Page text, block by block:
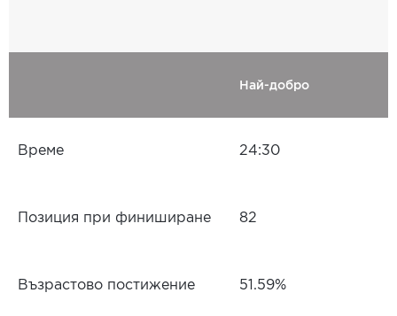
Най-добро
Време 24:30
Позиция при финиширане 82
Възрастово постижение 51.59%